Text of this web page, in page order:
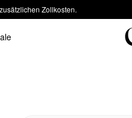
Zollkosten.